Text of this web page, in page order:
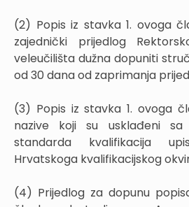
(2) Popis iz stavka 1. ovoga
zajednički prijedlog
veleučilišta dužna dopuniti
od 30 dana od zaprimanja
(3) Popis iz stavka 1. ovoga
nazive koji su usklađeni sa
standarda kvalifikacija
Hrvatskoga kvalifikacijskog
(4) Prijedlog za dopunu